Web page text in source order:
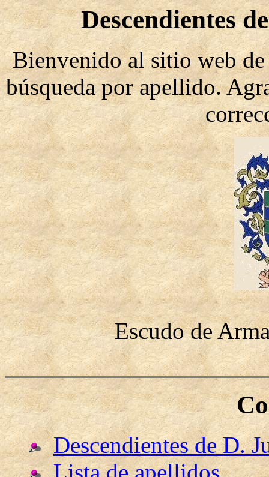
Descendientes
Bienvenido al sitio web
búsqueda por apellido.
Escudo de
Descendientes de D.
Lista de apellidos